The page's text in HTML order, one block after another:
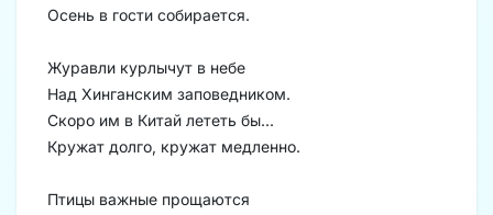
Осень в гости собирается.
Журавли курлычут в небе
Над Хинганским заповедником.
Скоро им в Китай лететь бы...
Кружат долго, кружат медленно.
Птицы важные прощаются